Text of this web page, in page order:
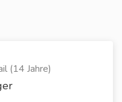
(14 Jahre)